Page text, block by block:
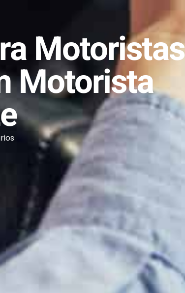
Motoristas
Motorista